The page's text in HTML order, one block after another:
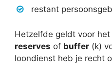
restant
Hetzelfde geldt voor
reserves of buffer (k)
loondienst heb je recht